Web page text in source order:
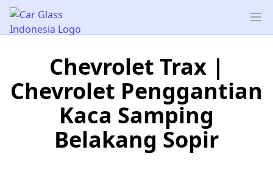
Car Glass Indonesia
Chevrolet Trax |
Chevrolet Penggantian
Kaca Samping
Belakang Sopir